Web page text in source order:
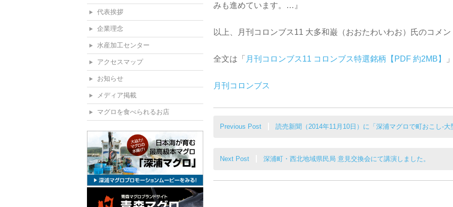
代表挨拶
企業理念
水産加工センター
アクセスマップ
お知らせ
メディア掲載
マグロを食べられるお店
みも進めています。…』
以上、月刊コロンブス11 大多和巌（おおたわいわお）氏のコメン
全文は「 月刊コロンブス11 コロンブス特選銘柄【PDF 約2MB】
月刊コロンブス
連Previous Post 読売新聞（2014年11月10日）に「深浦マグロで町おこし-
Next Post 深浦町・西北地域県民局 意見交換会にて講演しました。